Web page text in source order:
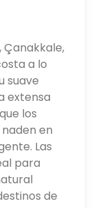
Çanakkale,
a lo
suave
extensa
los
en
Las
para
de